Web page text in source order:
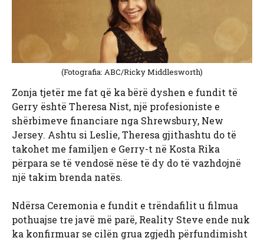
(Fotografia: ABC/Ricky Middlesworth)
Zonja tjetër me fat që ka bërë dyshen e fundit të
Gerry është Theresa Nist, një profesioniste e
shërbimeve financiare nga Shrewsbury, New
Jersey. Ashtu si Leslie, Theresa gjithashtu do të
takohet me familjen e Gerry-t në Kosta Rika
përpara se të vendosë nëse të dy do të vazhdojnë
një takim brenda natës.
Ndërsa Ceremonia e fundit e trëndafilit u filmua
pothuajse tre javë më parë, Reality Steve ende nuk
ka konfirmuar se cilën grua zgjedh përfundimisht